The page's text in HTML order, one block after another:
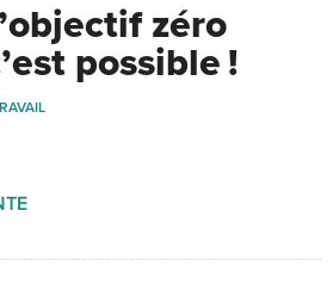
zéro
possible !